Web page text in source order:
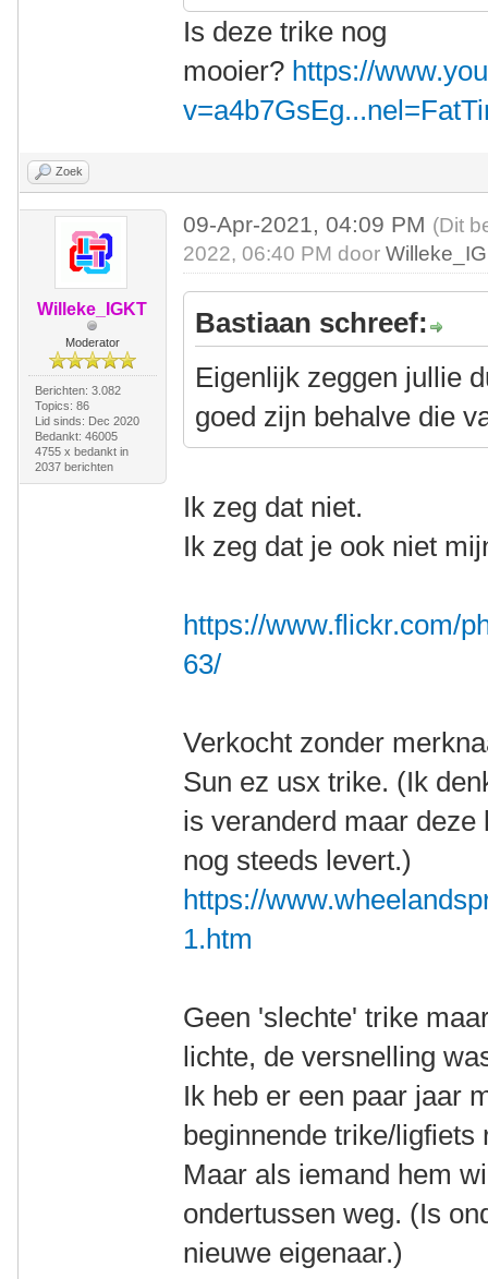
Is deze trike nog
mooier? https://
Zoek
Willeke_IGKT
Moderator
Berichten: 3.082
Topics: 86
Lid sinds: Dec 2020
Bedankt: 46005
4755 x bedankt in
2037 berichten
09-Apr-2021, 04:09 PM (Dit
2022, 06:40 PM door
Bastiaan schreef:
Eigenlijk zeggen jullie
goed zijn behalve die
Ik zeg dat niet.
Ik zeg dat je ook niet
https://www.flickr.com/
63/
Verkocht zonder
Sun ez usx trike. (Ik
is veranderd maar
nog steeds levert.)
https://
1.htm
Geen 'slechte' trike
lichte, de versnelling
Ik heb er een paar jaar
beginnende trike/ligfiets
Maar als iemand hem
ondertussen weg. (Is
nieuwe eigenaar.)